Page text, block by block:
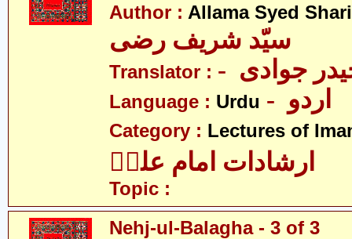
Author : Allama Syed
سیّد شریف رضی
Translator : جوادی
Language : Urdu
Category : Lectures of
ارشادات امام علیؑ
Topic :
Nehj-ul-Balagha - 3 of 3